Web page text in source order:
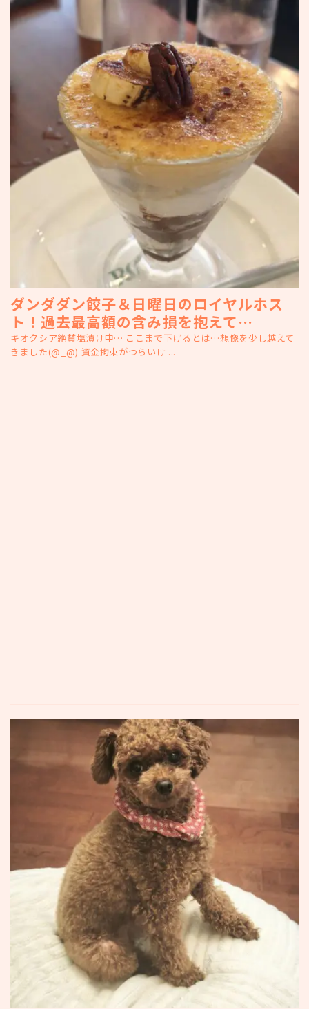
ダンダダン餃子＆日曜日のロイヤルホス
ト！過去最高額の含み損を抱えて…
キオクシア絶賛塩漬け中… ここまで下げるとは…想像を少し越えて
きました(@_@) 資金拘束がつらいけ ...